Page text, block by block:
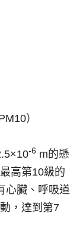
）
-6 m的懸
高第10級的
心臟、呼吸道
，達到第7